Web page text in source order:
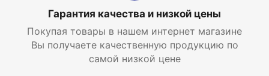
подключением RIFAR TUBOG VENTIL входят:
термостатический клапан
распределитель потока
Гарантия качества и низкой цены
Покупая товары в нашем интернет магазине
Вы получаете качественную продукцию по
самой низкой цене